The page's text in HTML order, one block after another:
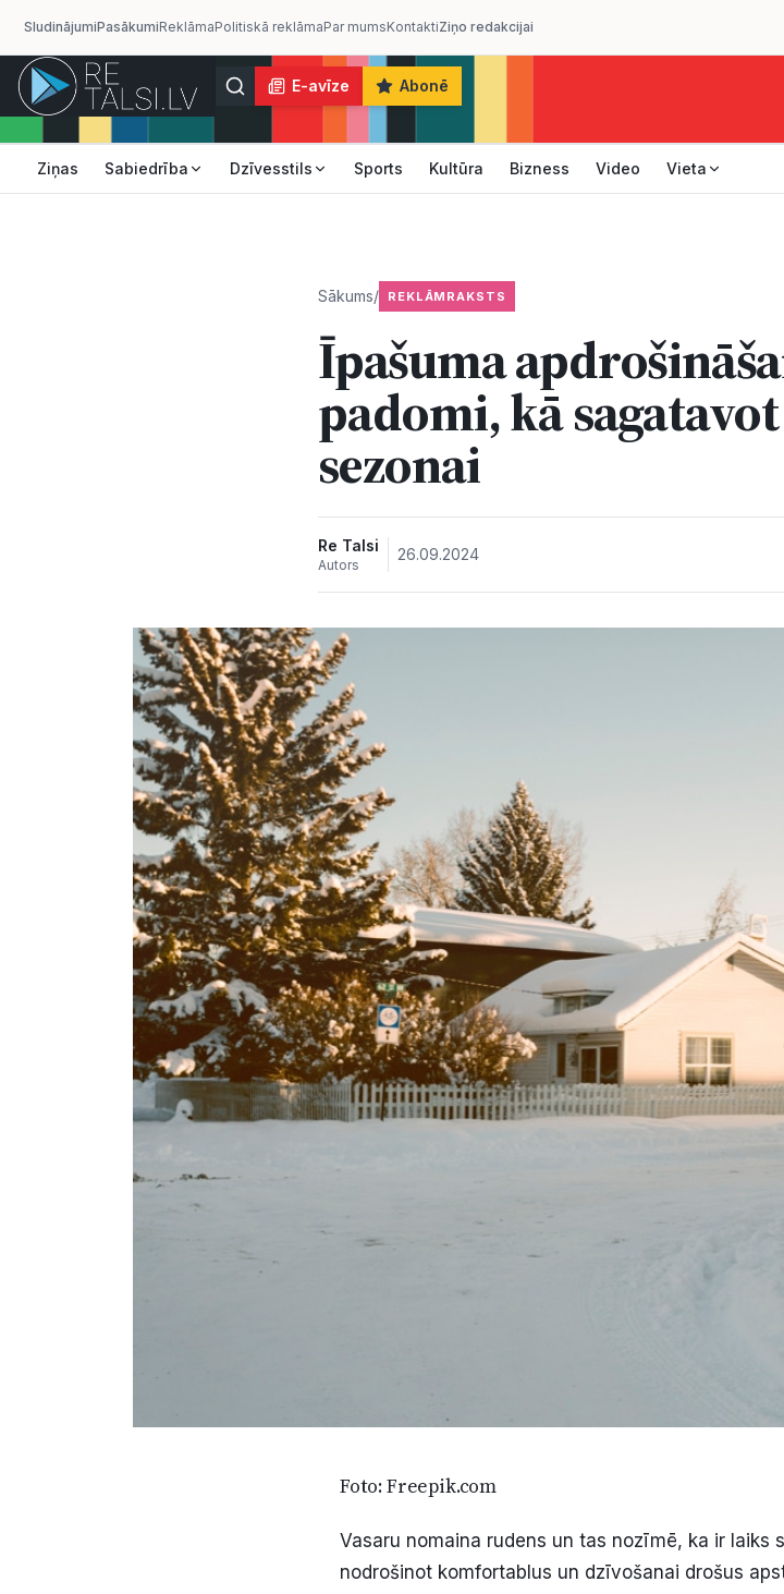
SludinājumiPasākumiReklāmaPolitiskā reklāmaPar mumsKontaktiZiņo redakcijai
E-avīze Abonē
Ziņas Sabiedrība Dzīvesstils Sports Kultūra Bizness Video Vieta
Sākums/ REKLĀMRAKSTS
Īpašuma
padomi, kā
sezonai
Re Talsi
Autors
26.09.2024
Foto: Freepik.com
Vasaru nomaina rudens un tas nozīmē, ka ir laiks
nodrošinot komfortablus un dzīvošanai drošus